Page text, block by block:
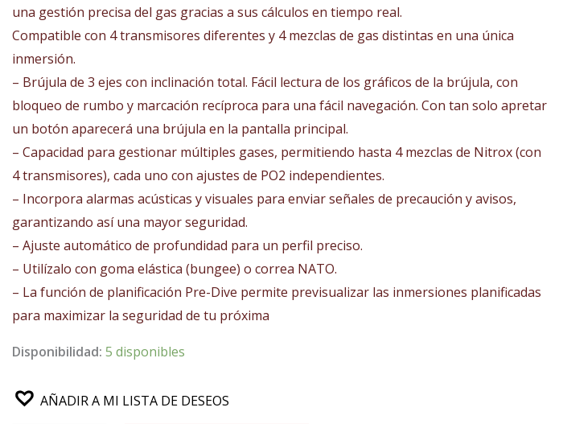
una gestión precisa del gas gracias a sus cálculos en tiempo real.
Compatible con 4 transmisores diferentes y 4 mezclas de gas distintas en una única
inmersión.
– Brújula de 3 ejes con inclinación total. Fácil lectura de los gráficos de la brújula, con
bloqueo de rumbo y marcación recíproca para una fácil navegación. Con tan solo apretar
un botón aparecerá una brújula en la pantalla principal.
– Capacidad para gestionar múltiples gases, permitiendo hasta 4 mezclas de Nitrox (con
4 transmisores), cada uno con ajustes de PO2 independientes.
– Incorpora alarmas acústicas y visuales para enviar señales de precaución y avisos,
garantizando así una mayor seguridad.
– Ajuste automático de profundidad para un perfil preciso.
– Utilízalo con goma elástica (bungee) o correa NATO.
– La función de planificación Pre-Dive permite previsualizar las inmersiones planificadas
para maximizar la seguridad de tu próxima
Disponibilidad: 5 disponibles
AÑADIR A MI LISTA DE DESEOS